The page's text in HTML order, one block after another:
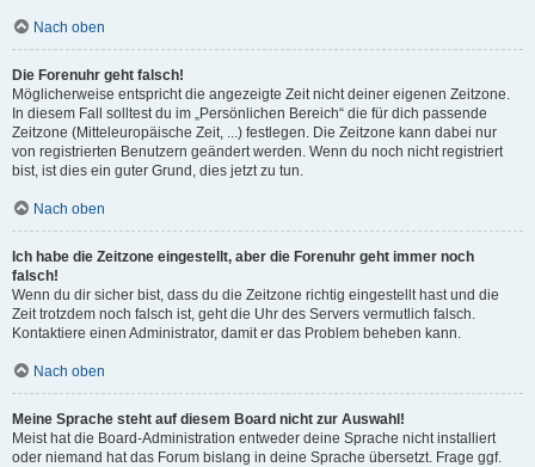
Nach oben
Die Forenuhr geht falsch!
Möglicherweise entspricht die angezeigte Zeit nicht deiner eigenen Zeitzone.
In diesem Fall solltest du im „Persönlichen Bereich“ die für dich passende
Zeitzone (Mitteleuropäische Zeit, ...) festlegen. Die Zeitzone kann dabei nur
von registrierten Benutzern geändert werden. Wenn du noch nicht registriert
bist, ist dies ein guter Grund, dies jetzt zu tun.
Nach oben
Ich habe die Zeitzone eingestellt, aber die Forenuhr geht immer noch
falsch!
Wenn du dir sicher bist, dass du die Zeitzone richtig eingestellt hast und die
Zeit trotzdem noch falsch ist, geht die Uhr des Servers vermutlich falsch.
Kontaktiere einen Administrator, damit er das Problem beheben kann.
Nach oben
Meine Sprache steht auf diesem Board nicht zur Auswahl!
Meist hat die Board-Administration entweder deine Sprache nicht installiert
oder niemand hat das Forum bislang in deine Sprache übersetzt. Frage ggf.